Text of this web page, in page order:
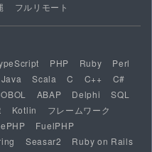
フルリモート
PHP Ruby
Perl
Java Scala C C++
C#
ABAP Delphi
SQL
Kotlin
フレームワーク
FuelPHP
Seasar2
Ruby on Rails